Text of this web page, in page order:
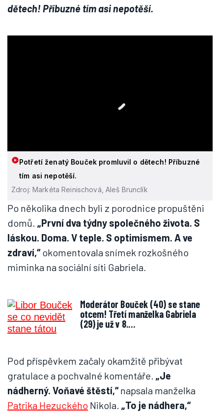
dětech! Příbuzné tím asi nepotěší.
Potřetí ženatý Bouček promluvil o dětech! Příbuzné
tím asi nepotěší.
Zdroj: Markéta Reinischová, Aleš Brunclík
Po několika dnech byli z porodnice propuštěni
domů. „První dva týdny společného života. S
láskou. Doma. V teple. S optimismem. A ve
zdraví,“okomentovala snímek rozkošného
miminka na sociální síti Gabriela.
Moderátor Bouček (40) se stane
otcem! Třetí manželka Gabriela
(29) je už v 8.…
Pod příspěvkem začaly okamžitě přibývat
gratulace a pochvalné komentáře. „Je
nádherný. Voňavé štěstí,“napsala manželka
Patrika Hezuckého Nikola. „To je nádhera,“